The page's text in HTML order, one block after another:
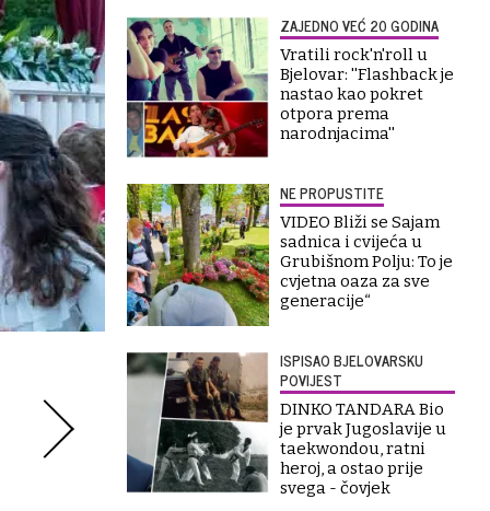
ZAJEDNO VEĆ 20 GODINA
Vratili rock'n'roll u
Bjelovar: ''Flashback je
nastao kao pokret
otpora prema
narodnjacima''
NE PROPUSTITE
VIDEO Bliži se Sajam
sadnica i cvijeća u
Grubišnom Polju: To je
cvjetna oaza za sve
generacije“
ISPISAO BJELOVARSKU
POVIJEST
DINKO TANDARA Bio
je prvak Jugoslavije u
taekwondou, ratni
heroj, a ostao prije
svega - čovjek